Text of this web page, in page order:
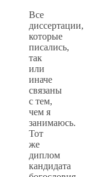
Все
диссертации,
которые
писались,
так
или
иначе
связаны
с тем,
чем я
занимаюсь.
Тот
же
диплом
кандидата